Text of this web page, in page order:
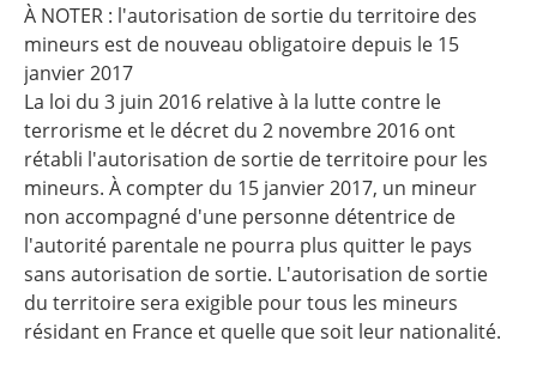
À NOTER : l'autorisation de sortie du territoire des
mineurs est de nouveau obligatoire depuis le 15
janvier 2017
La loi du 3 juin 2016 relative à la lutte contre le
terrorisme et le décret du 2 novembre 2016 ont
rétabli l'autorisation de sortie de territoire pour les
mineurs. À compter du 15 janvier 2017, un mineur
non accompagné d'une personne détentrice de
l'autorité parentale ne pourra plus quitter le pays
sans autorisation de sortie. L'autorisation de sortie
du territoire sera exigible pour tous les mineurs
résidant en France et quelle que soit leur nationalité.